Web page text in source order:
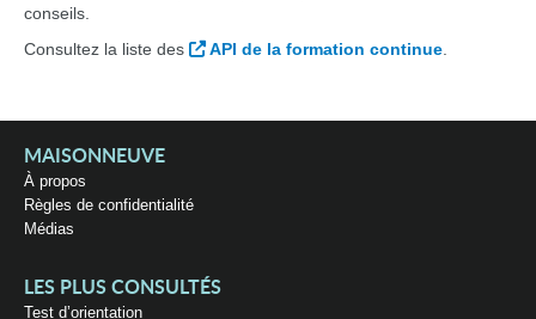
conseils.
Consultez la liste des
API de la formation continue
MAISONNEUVE
À propos
Règles de confidentialité
Médias
LES PLUS CONSULTÉS
Test d’orientation